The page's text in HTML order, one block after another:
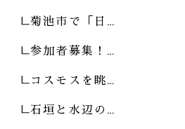
菊池市で「日…
参加者募集！…
コスモスを眺…
石垣と水辺の…